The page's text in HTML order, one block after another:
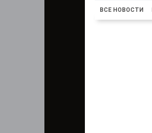
ВСЕ НОВОСТИ